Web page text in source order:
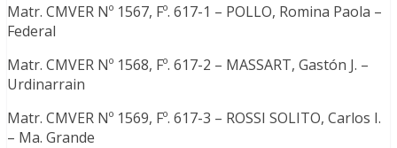
Matr. CMVER Nº 1567, Fº. 617-1 – POLLO, Romina Paola –
Federal
Matr. CMVER Nº 1568, Fº. 617-2 – MASSART, Gastón J. –
Urdinarrain
Matr. CMVER Nº 1569, Fº. 617-3 – ROSSI SOLITO, Carlos I.
– Ma. Grande